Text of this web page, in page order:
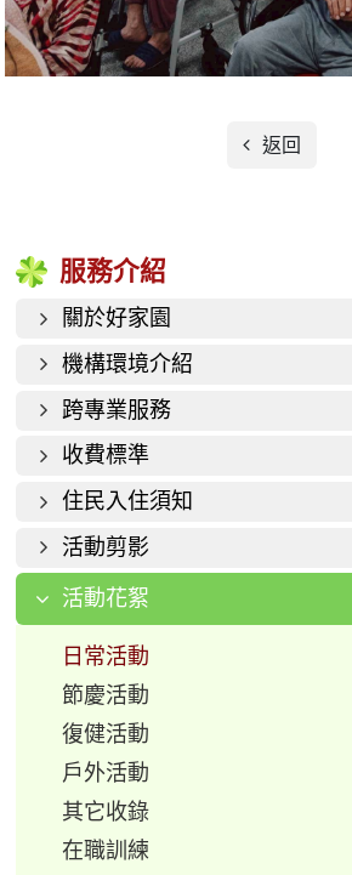
返回
服務介紹
關於好家園
機構環境介紹
跨專業服務
收費標準
住民入住須知
活動剪影
活動花絮
日常活動
節慶活動
復健活動
戶外活動
其它收錄
在職訓練